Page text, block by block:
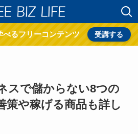
るフリーコンテンツ 受講する
スで儲からない8つの
策や稼げる商品も詳し